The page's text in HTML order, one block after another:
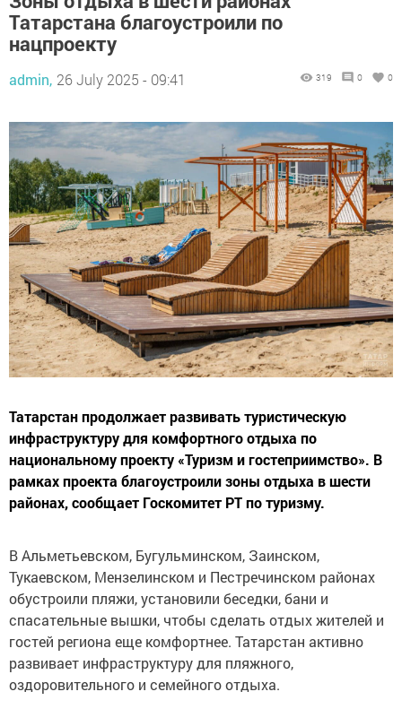
Татарстана благоустроили по
нацпроекту
admin, 26 July 2025 - 09:41 319 0 0
Татарстан продолжает развивать туристическую
инфраструктуру для комфортного отдыха по
национальному проекту «Туризм и гостеприимство». В
рамках проекта благоустроили зоны отдыха в шести
районах, сообщает Госкомитет РТ по туризму.
В Альметьевском, Бугульминском, Заинском,
Тукаевском, Мензелинском и Пестречинском районах
обустроили пляжи, установили беседки, бани и
спасательные вышки, чтобы сделать отдых жителей и
гостей региона еще комфортнее. Татарстан активно
развивает инфраструктуру для пляжного,
оздоровительного и семейного отдыха.